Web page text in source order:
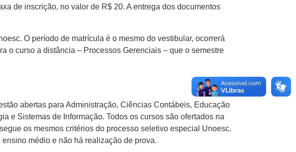
de inscrição, no valor de R$ 20. A entrega dos documentos
O período de matrícula é o mesmo do vestibular, ocorrerá
o curso a distância – Processos Gerenciais – que o semestre
abertas para Administração, Ciências Contábeis, Educação
e Sistemas de Informação. Todos os cursos são ofertados na
os mesmos critérios do processo seletivo especial Unoesc.
médio e não há realização de prova.